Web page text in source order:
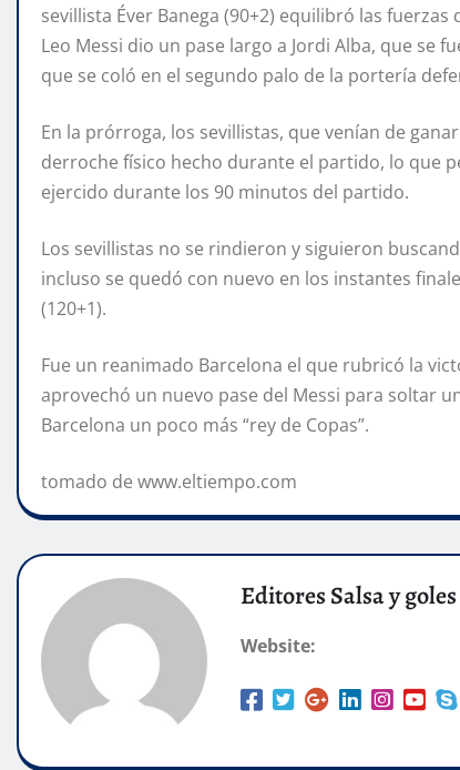
sevillista Éver Banega (90+2) equilibró las
Leo Messi dio un pase largo a Jordi Alba, que
que se coló en el segundo palo de la portería
En la prórroga, los sevillistas, que venían de
derroche físico hecho durante el partido, lo que
ejercido durante los 90 minutos del partido.
Los sevillistas no se rindieron y siguieron
incluso se quedó con nuevo en los instantes
(120+1).
Fue un reanimado Barcelona el que rubricó la
aprovechó un nuevo pase del Messi para soltar
Barcelona un poco más “rey de Copas”.
tomado de www.eltiempo.com
Editores Salsa y goles
Website: